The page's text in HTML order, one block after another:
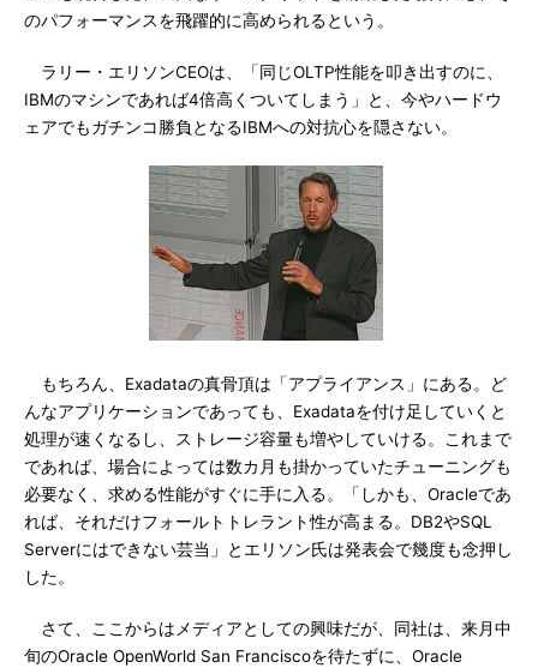
のパフォーマンスを飛躍的に高められるという。
ラリー・エリソンCEOは、「同じOLTP性能を叩き出すのに、
IBMのマシンであれば4倍高くついてしまう」と、今やハードウ
ェアでもガチンコ勝負となるIBMへの対抗心を隠さない。
もちろん、Exadataの真骨頂は「アプライアンス」にある。ど
んなアプリケーションであっても、Exadataを付け足していくと
処理が速くなるし、ストレージ容量も増やしていける。これまで
であれば、場合によっては数カ月も掛かっていたチューニングも
必要なく、求める性能がすぐに手に入る。「しかも、Oracleであ
れば、それだけフォールトトレラント性が高まる。DB2やSQL
Serverにはできない芸当」とエリソン氏は発表会で幾度も念押し
した。
さて、ここからはメディアとしての興味だが、同社は、来月中
旬のOracle OpenWorld San Franciscoを待たずに、Oracle